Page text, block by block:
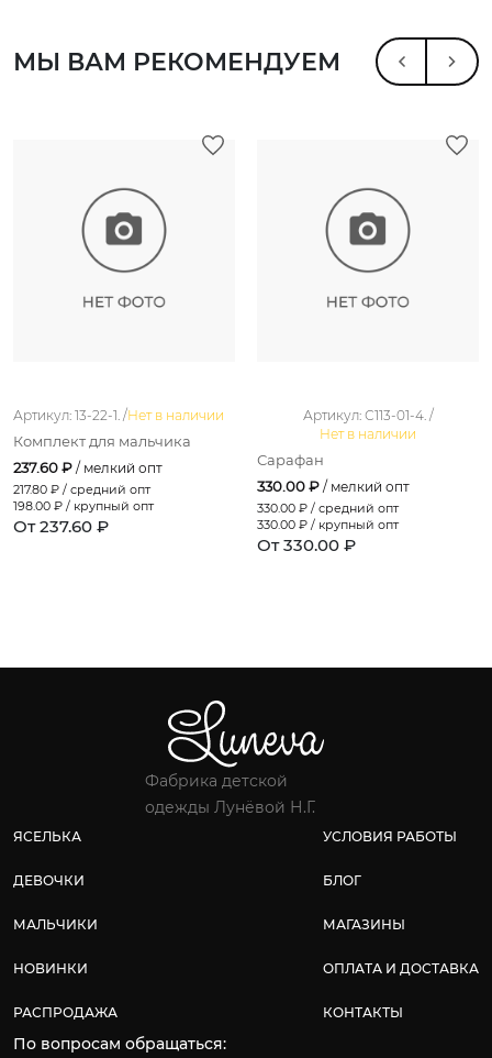
МЫ ВАМ РЕКОМЕНДУЕМ
Артикул: 13-22-1. /Нет в наличии
Комплект для мальчика
237.60 ₽ / мелкий опт
217.80 ₽ / средний опт
198.00 ₽ / крупный опт
От 237.60 ₽
Артикул: С113-01-4. /
Нет в наличии
Сарафан
330.00 ₽ / мелкий опт
330.00 ₽ / средний опт
330.00 ₽ / крупный опт
От 330.00 ₽
Фабрика детской
одежды Лунёвой Н.Г.
ЯСЕЛЬКА
ДЕВОЧКИ
МАЛЬЧИКИ
НОВИНКИ
РАСПРОДАЖА
УСЛОВИЯ РАБОТЫ
БЛОГ
МАГАЗИНЫ
ОПЛАТА И ДОСТАВКА
КОНТАКТЫ
По вопросам обращаться: